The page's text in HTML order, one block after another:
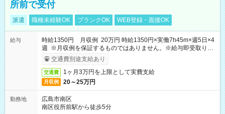
所前で受付
派遣 職種未経験OK ブランクOK WEB登録・面接OK
給与
時給1350円 月収例 20万円 時給1350円×実働7h45m×週5日×4
週 ※月収例を保証するものではありません。※給与即受取りサ
ービス利用可（利用条件有）
交通費別途支給あり
交通費 1ヶ月3万円を上限として実費支給
月収例 20～25万円
勤務地
広島市南区
南区役所前駅から徒歩5分